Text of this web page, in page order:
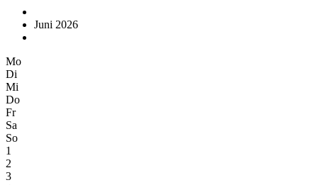
Juni 2026
Mo
Di
Mi
Do
Fr
Sa
So
1
2
3